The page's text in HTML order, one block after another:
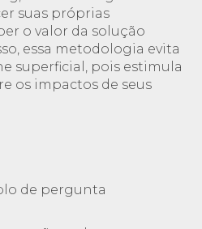
suas próprias
o valor da solução
essa metodologia evita
superficial, pois estimula
os impactos de seus
de pergunta